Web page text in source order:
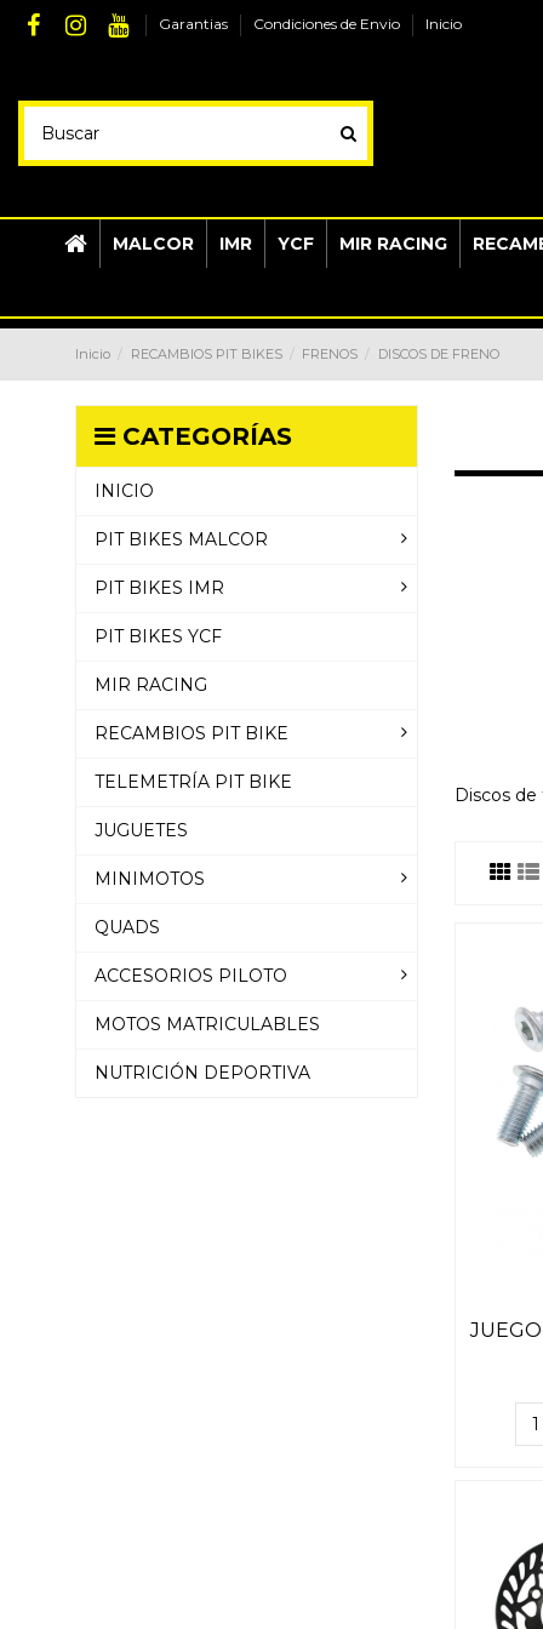
Garantias Condiciones de Envio Inicio
MALCOR IMR YCF MIR RACING
Inicio RECAMBIOS PIT BIKES FRENOS DISCOS DE FRENO
Discos de
CATEGORÍAS
INICIO
PIT BIKES MALCOR
PIT BIKES IMR
PIT BIKES YCF
MIR RACING
RECAMBIOS PIT BIKE
TELEMETRÍA PIT BIKE
JUGUETES
MINIMOTOS
QUADS
ACCESORIOS PILOTO
MOTOS MATRICULABLES
NUTRICIÓN DEPORTIVA